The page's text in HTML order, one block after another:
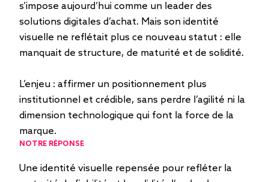
s’impose aujourd’hui comme un leader des
solutions digitales d’achat. Mais son identité
visuelle ne reflétait plus ce nouveau statut : elle
manquait de structure, de maturité et de solidité.
L’enjeu : affirmer un positionnement plus
institutionnel et crédible, sans perdre l’agilité ni la
dimension technologique qui font la force de la
marque.
NOTRE RÉPONSE
Une identité visuelle repensée pour refléter la